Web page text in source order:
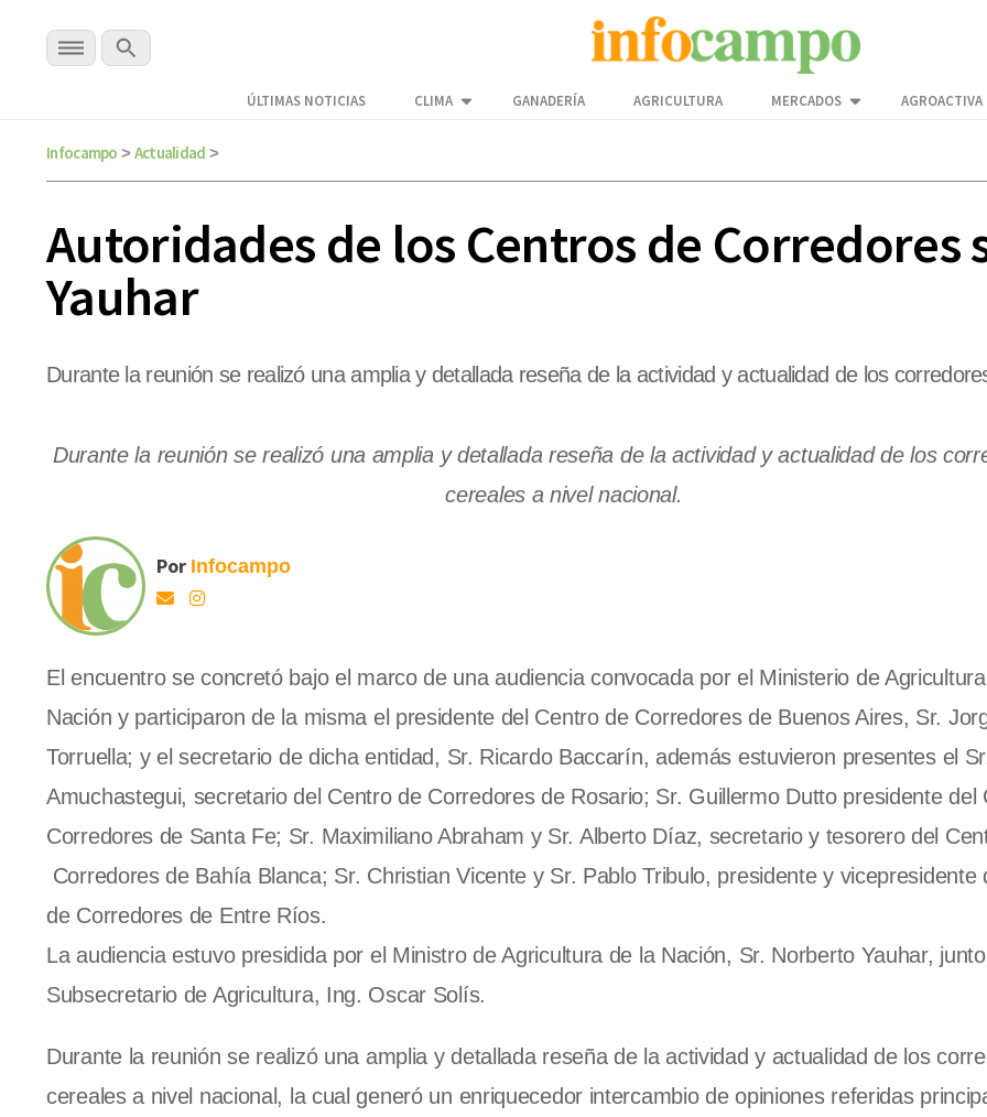
ÚLTIMAS NOTICIAS CLIMA GANADERÍA AGRICULTURA MERCADOS AGROACTIVA
Infocampo > Actualidad >
Autoridades de los Centros de Corredores
Yauhar
Durante la reunión se realizó una amplia y detallada reseña de la actividad y actualidad de los
Durante la reunión se realizó una amplia y detallada reseña de la actividad y actualidad de los
cereales a nivel nacional.
Por Infocampo
El encuentro se concretó bajo el marco de una audiencia convocada por el Ministerio de
Nación y participaron de la misma el presidente del Centro de Corredores de Buenos Aires, Sr.
Torruella; y el secretario de dicha entidad, Sr. Ricardo Baccarín, además estuvieron presentes el
Amuchastegui, secretario del Centro de Corredores de Rosario; Sr. Guillermo Dutto presidente del
Corredores de Santa Fe; Sr. Maximiliano Abraham y Sr. Alberto Díaz, secretario y tesorero del
Corredores de Bahía Blanca; Sr. Christian Vicente y Sr. Pablo Tribulo, presidente y vicepresidente
de Corredores de Entre Ríos.
La audiencia estuvo presidida por el Ministro de Agricultura de la Nación, Sr. Norberto Yauhar,
Subsecretario de Agricultura, Ing. Oscar Solís.
Durante la reunión se realizó una amplia y detallada reseña de la actividad y actualidad de los
cereales a nivel nacional, la cual generó un enriquecedor intercambio de opiniones referidas